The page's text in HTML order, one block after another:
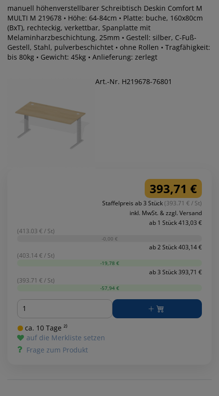
manuell höhenverstellbarer Schreibtisch Deskin Comfort M
MULTI M 219678 • Höhe: 64-84cm • Platte: buche, 160x80cm
(BxT), rechteckig, verkettbar, Spanplatte mit
Melaminharzbeschichtung, 25mm • Gestell: silber, C-Fuß-
Gestell, Stahl, pulverbeschichtet • ohne Rollen • Tragfähigkeit:
bis 80kg • Gewicht: 45kg • Anlieferung: zerlegt
Art.-Nr. H219678-76801
393,71 €
Staffelpreis ab 3 Stück(393.71 € / St)
inkl. MwSt. & zzgl. Versand
ab 1 Stück 413,03 €
(413.03 € / St)
-0,00 €
ab 2 Stück 403,14 €
(403.14 € / St)
-19,78 €
ab 3 Stück 393,71 €
(393.71 € / St)
-57,94 €
Menge
ca. 10 Tage ²⁾
auf die Merkliste setzen
Frage zum Produkt